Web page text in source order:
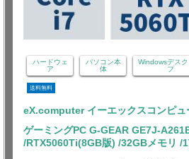
ハードウェ
ア
パソコン本
体
Windowsデスク
プ
送料無料
eX.computer イーエックスコンピュ
ゲーミングPC G-GEAR GE7J-
/RTX5060Ti(8GB版) /32GBメモリ /